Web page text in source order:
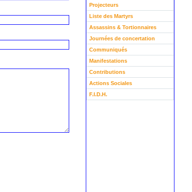
Projecteurs
Liste des Martyrs
Assassins & Tortionnaires
Journées de concertation
Communiqués
Manifestations
Contributions
Actions Sociales
F.I.D.H.